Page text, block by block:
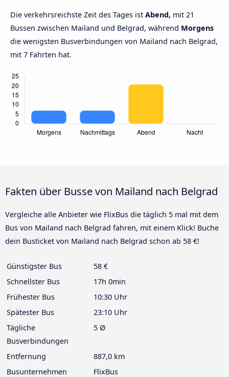
Die verkehrsreichste Zeit des Tages ist Abend, mit 21
Bussen zwischen Mailand und Belgrad, während Morgens
die wenigsten Busverbindungen von Mailand nach Belgrad,
mit 7 Fahrten hat.
Fakten über Busse von Mailand nach Belgrad
Vergleiche alle Anbieter wie FlixBus die täglich 5 mal mit dem
Bus von Mailand nach Belgrad fahren, mit einem Klick! Buche
dein Busticket von Mailand nach Belgrad schon ab 58 €!
Günstigster Bus
58 €
Schnellster Bus
17h 0min
Frühester Bus
10:30 Uhr
Spätester Bus
23:10 Uhr
Tägliche
Busverbindungen
5 Ø
Entfernung
887,0 km
Busunternehmen
FlixBus